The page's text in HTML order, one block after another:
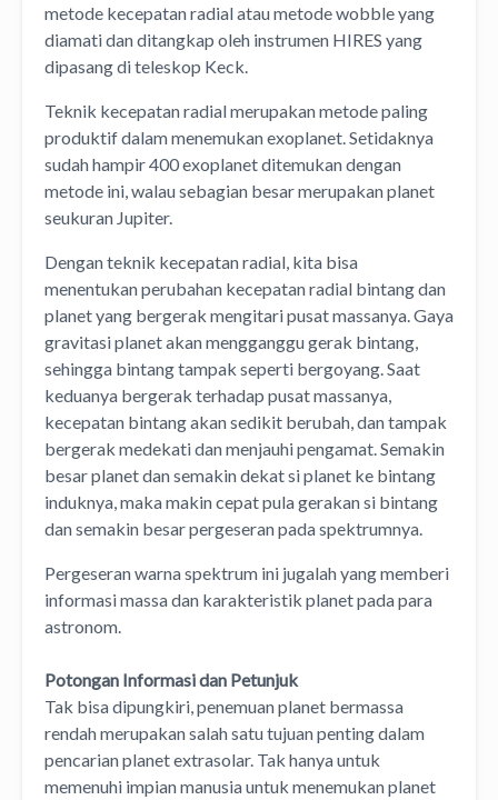
metode kecepatan radial atau metode wobble yang
diamati dan ditangkap oleh instrumen HIRES yang
dipasang di teleskop Keck.
Teknik kecepatan radial merupakan metode paling
produktif dalam menemukan exoplanet. Setidaknya
sudah hampir 400 exoplanet ditemukan dengan
metode ini, walau sebagian besar merupakan planet
seukuran Jupiter.
Dengan teknik kecepatan radial, kita bisa
menentukan perubahan kecepatan radial bintang dan
planet yang bergerak mengitari pusat massanya. Gaya
gravitasi planet akan mengganggu gerak bintang,
sehingga bintang tampak seperti bergoyang. Saat
keduanya bergerak terhadap pusat massanya,
kecepatan bintang akan sedikit berubah, dan tampak
bergerak medekati dan menjauhi pengamat. Semakin
besar planet dan semakin dekat si planet ke bintang
induknya, maka makin cepat pula gerakan si bintang
dan semakin besar pergeseran pada spektrumnya.
Pergeseran warna spektrum ini jugalah yang memberi
informasi massa dan karakteristik planet pada para
astronom.
Potongan Informasi dan Petunjuk
Tak bisa dipungkiri, penemuan planet bermassa
rendah merupakan salah satu tujuan penting dalam
pencarian planet extrasolar. Tak hanya untuk
memenuhi impian manusia untuk menemukan planet